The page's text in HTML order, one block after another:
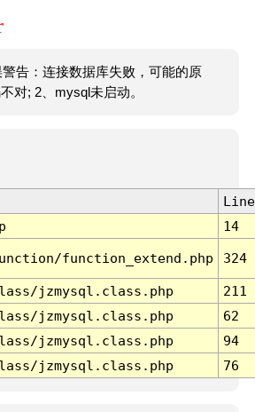
告：连接数据库失败，可能的原
对; 2、mysql未启动。
Line
14
function_extend.php 324
jzmysql.class.php
211
jzmysql.class.php
62
jzmysql.class.php
94
jzmysql.class.php 76